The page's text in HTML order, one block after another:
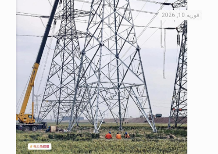
فوریه 10, 2026